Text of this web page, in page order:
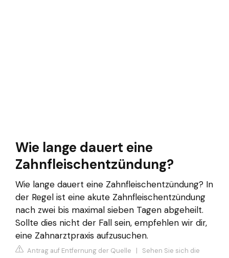
Wie lange dauert eine
Zahnfleischentzündung?
Wie lange dauert eine Zahnfleischentzündung? In
der Regel ist eine akute Zahnfleischentzündung
nach zwei bis maximal sieben Tagen abgeheilt.
Sollte dies nicht der Fall sein, empfehlen wir dir,
eine Zahnarztpraxis aufzusuchen.
Antrag auf Entfernung der Quelle | Sehen Sie sich die